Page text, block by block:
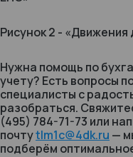
Рисунок 2 -
Нужна помощь по
учету? Есть вопросы
специалисты с
разобраться.
(495) 784-71-73 или
почтуtlm1c@4dk.ru —
подберём